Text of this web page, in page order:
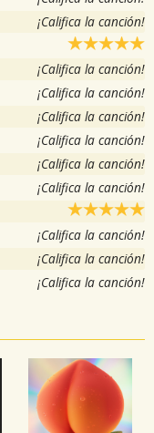
¡Califica la canción!
¡Califica la canción!
¡Califica la canción!
¡Califica la canción!
¡Califica la canción!
¡Califica la canción!
¡Califica la canción!
¡Califica la canción!
¡Califica la canción!
¡Califica la canción!